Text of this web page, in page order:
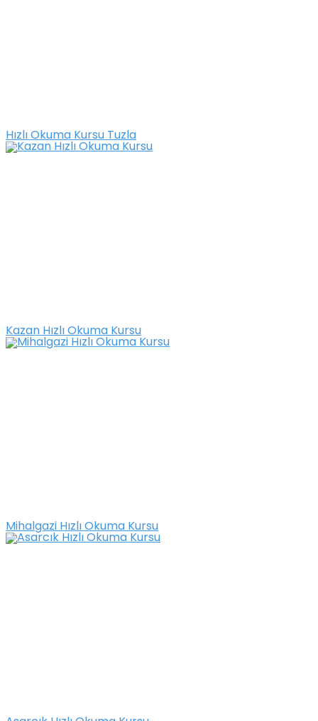
Hızlı Okuma Kursu Tuzla
Kazan Hızlı Okuma Kursu
Mihalgazi Hızlı Okuma Kursu